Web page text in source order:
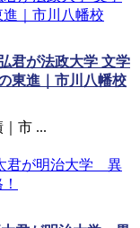
君が法政大学 文学
東進｜市川八幡校
市 ...